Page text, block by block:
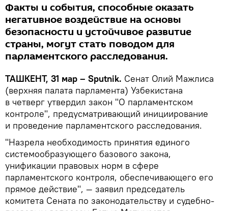
Факты и события, способные оказать
негативное воздействие на основы
безопасности и устойчивое развитие
страны, могут стать поводом для
парламентского расследования.
ТАШКЕНТ, 31 мар – Sputnik. Сенат Олий Мажлиса
(верхняя палата парламента) Узбекистана
в четверг утвердил закон "О парламентском
контроле", предусматривающий инициирование
и проведение парламентского расследования.
"Назрела необходимость принятия единого
системообразующего базового закона,
унификации правовых норм в сфере
парламентского контроля, обеспечивающего его
прямое действие", — заявил председатель
комитета Сената по законодательству и судебно-